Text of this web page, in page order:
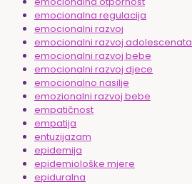
emocionalna regulacija
emocionalni razvoj
emocionalni razvoj adolescenata
emocionalni razvoj bebe
emocionalni razvoj djece
emocionalno nasilje
emozionalni razvoj bebe
empatičnost
empatija
entuzijazam
epidemija
epidemiološke mjere
epiduralna